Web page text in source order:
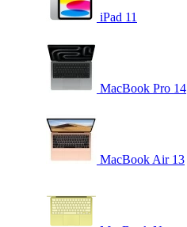
iPad 11
MacBook Pro 14
MacBook Air 13